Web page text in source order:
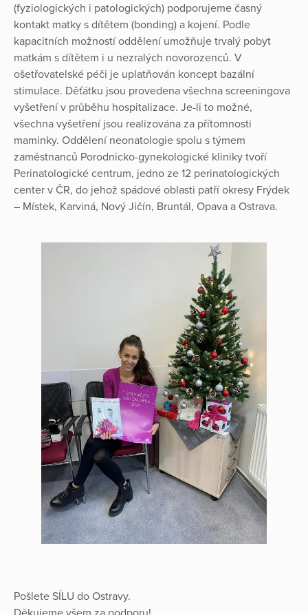
(fyziologických i patologických) podporujeme časný
kontakt matky s dítětem (bonding) a kojení. Podle
kapacitních možností oddělení umožňuje trvalý pobyt
matkám s dítětem i u nezralých novorozenců. V
ošetřovatelské péči je uplatňován koncept bazální
stimulace. Děťátku jsou provedena všechna screeningova
vyšetření v průběhu hospitalizace. Je-li to možné,
všechna vyšetření jsou realizována za přítomnosti
maminky. Oddělení neonatologie spolu s týmem
zaměstnanců Porodnicko-gynekologické kliniky tvoří
Perinatologické centrum, jedno ze 12 perinatologických
center v ČR, do jehož spádové oblasti patří okresy Frýdek
– Místek, Karviná, Nový Jičín, Bruntál, Opava a Ostrava.
Pošlete SÍLU do Ostravy.